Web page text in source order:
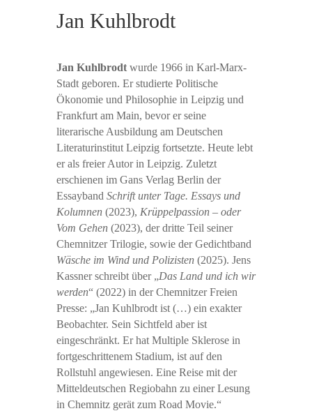
Jan Kuhlbrodt
Jan Kuhlbrodtwurde 1966 in Karl-Marx-
Stadt geboren. Er studierte Politische
Ökonomie und Philosophie in Leipzig und
Frankfurt am Main, bevor er seine
literarische Ausbildung am Deutschen
Literatur­institut Leipzig fortsetzte. Heute lebt
er als freier Autor in Leipzig. Zuletzt
erschienen im Gans Verlag Berlin der
Essayband Schrift unter Tage. Essays und
Kolumnen(2023), Krüppel­passion – oder
Vom Gehen(2023), der dritte Teil seiner
Chemnitzer Trilogie, sowie der Gedichtband
Wäsche im Wind und Polizisten(2025). Jens
Kassner schreibt über „Das Land und ich wir
werden“ (2022) in der Chemnitzer Freien
Presse: „Jan Kuhlbrodt ist (…) ein exakter
Beobachter. Sein Sichtfeld aber ist
eingeschränkt. Er hat Multiple Sklerose in
fort­geschrittenem Stadium, ist auf den
Rollstuhl angewiesen. Eine Reise mit der
Mitteldeutschen Regiobahn zu einer Lesung
in Chemnitz gerät zum Road Movie.“